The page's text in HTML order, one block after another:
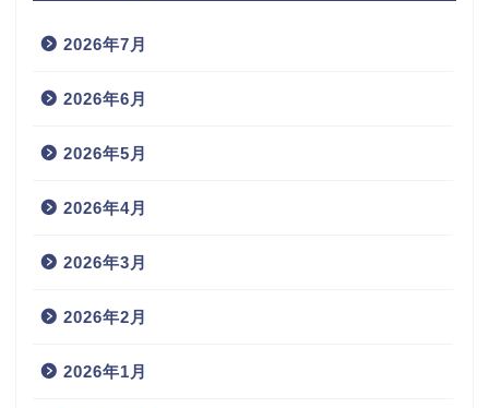
2026年7月
2026年6月
2026年5月
2026年4月
2026年3月
2026年2月
2026年1月